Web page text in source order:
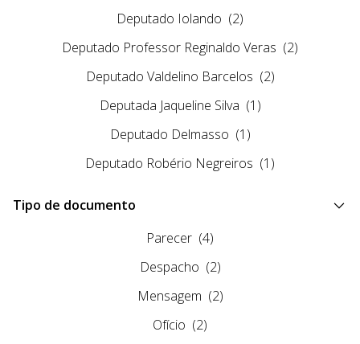
Deputado Iolando (2)
Deputado Professor Reginaldo Veras (2)
Deputado Valdelino Barcelos (2)
Deputada Jaqueline Silva (1)
Deputado Delmasso (1)
Deputado Robério Negreiros (1)
Tipo de documento
Parecer (4)
Despacho (2)
Mensagem (2)
Ofício (2)